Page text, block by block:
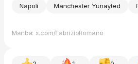
Napoli Manchester Yunayted
Manba: x.com/FabrizioRomano